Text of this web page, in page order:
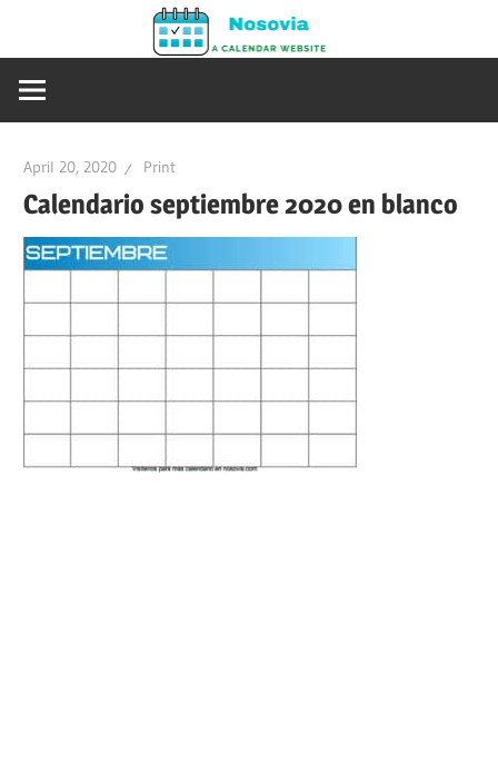
content
2020
2021
April 20, 2020 Print
Calendario septiembre 2020 en blanco